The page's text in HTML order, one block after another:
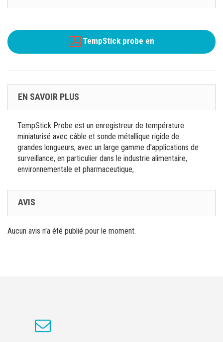
TempStick probe en
EN SAVOIR PLUS
TempStick Probe est un enregistreur de température
miniaturisé avec câble et sonde métallique rigide de
grandes longueurs, avec un large gamme d'applications de
surveillance, en particulier dans le industrie alimentaire,
environnementale et pharmaceutique,
AVIS
Aucun avis n'a été publié pour le moment.